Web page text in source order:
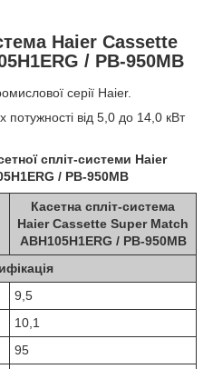
Haier Cassette
/ PB-950МВ
серії Haier.
потужності від 5,0 до 14,0 кВт
спліт-системи Haier
/ PB-950МВ
Касетна спліт-система
Haier Cassette Super Match
ABH105H1ERG / PB-950МВ
9,5
10,1
95